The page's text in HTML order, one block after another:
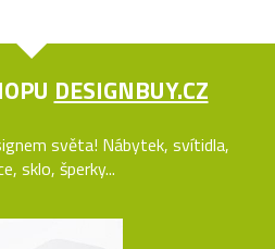
DESIGNBUY.CZ
světa! Nábytek, svítidla,
sklo, šperky...